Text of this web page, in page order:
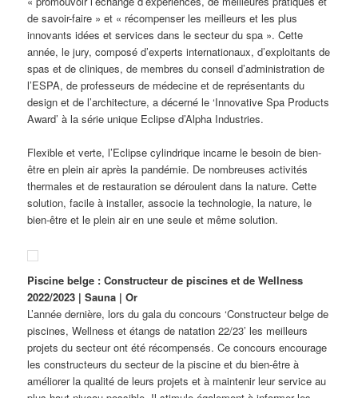
de savoir-faire » et « récompenser les meilleurs et les plus
innovants idées et services dans le secteur du spa ». Cette
année, le jury, composé d’experts internationaux, d’exploitants de
spas et de cliniques, de membres du conseil d’administration de
l’ESPA, de professeurs de médecine et de représentants du
design et de l’architecture, a décerné le ‘Innovative Spa Products
Award’ à la série unique Eclipse d’Alpha Industries.
Flexible et verte, l’Eclipse cylindrique incarne le besoin de bien-
être en plein air après la pandémie. De nombreuses activités
thermales et de restauration se déroulent dans la nature. Cette
solution, facile à installer, associe la technologie, la nature, le
bien-être et le plein air en une seule et même solution.
Piscine belge : Constructeur de piscines et de Wellness
2022/2023 | Sauna | Or
L’année dernière, lors du gala du concours ‘Constructeur belge de
piscines, Wellness et étangs de natation 22/23’ les meilleurs
projets du secteur ont été récompensés. Ce concours encourage
les constructeurs du secteur de la piscine et du bien-être à
améliorer la qualité de leurs projets et à maintenir leur service au